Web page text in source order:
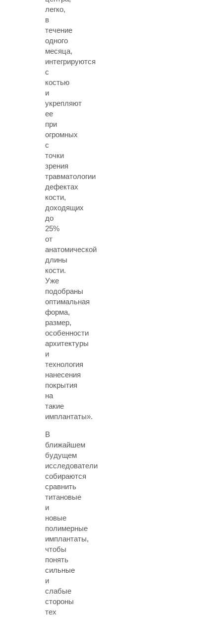
легко,
в
течение
одного
месяца,
интегрируются
с
костью
и
укрепляют
ее
при
огромных
с
точки
зрения
травматологии
дефектах
кости,
доходящих
до
25%
от
анатомической
длины
кости.
Уже
подобраны
оптимальная
форма,
размер,
особенности
архитектуры
и
технология
нанесения
покрытия
на
такие
имплантаты».
В
ближайшем
будущем
исследователи
собираются
сравнить
титановые
и
новые
полимерные
имплантаты,
чтобы
понять
сильные
и
слабые
стороны
тех